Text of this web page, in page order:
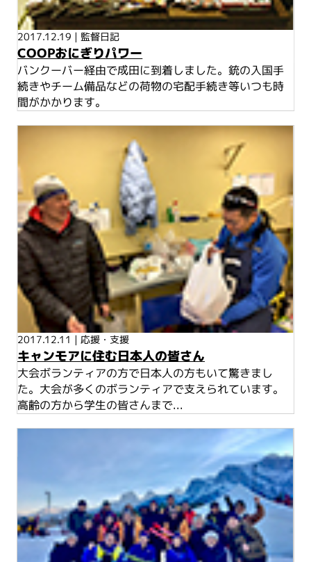
2017.12.19 | 監督日記
COOPおにぎりパワー
バンクーバー経由で成田に到着しました。銃の入国手
続きやチーム備品などの荷物の宅配手続き等いつも時
間がかかります。
2017.12.11 | 応援・支援
キャンモアに住む日本人の皆さん
大会ボランティアの方で日本人の方もいて驚きまし
た。大会が多くのボランティアで支えられています。
高齢の方から学生の皆さんまで...